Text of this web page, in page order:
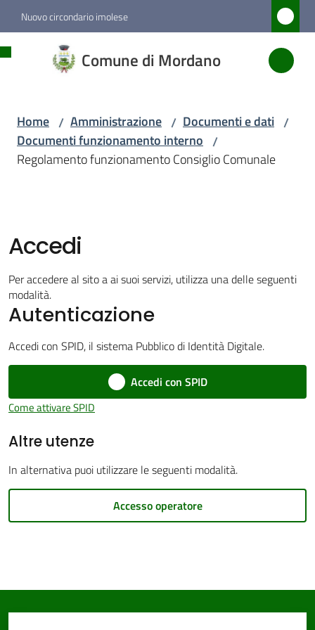
Vai al contenuto
Vai alla navigazione
Vai al footer
Nuovo circondario imolese
Comune di Mordano
di
Amministrazione
Menu selezionato
Servizi
Vivere
Mordano
PNRR
Servizi
on-
line
Tutti
Home / Amministrazione / Documenti e dati /
Documenti funzionamento interno /
Regolamento funzionamento Consiglio Comunale
Accedi
Per accedere al sito a ai suoi servizi, utilizza una delle seguenti
modalità.
Autenticazione
Accedi con SPID, il sistema Pubblico di Identità Digitale.
Accedi con SPID
Come attivare SPID
Altre utenze
In alternativa puoi utilizzare le seguenti modalità.
Accesso operatore